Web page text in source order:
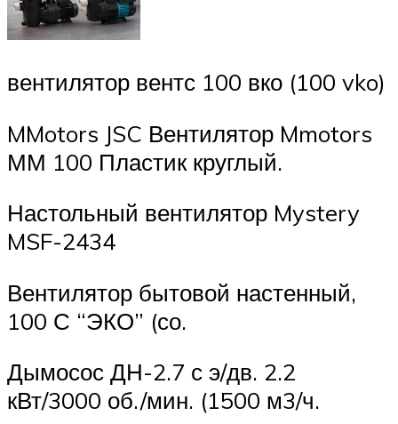
вентилятор вентс 100 вко (100 vko)
MMotors JSC Вентилятор Mmotors
ММ 100 Пластик круглый.
Настольный вентилятор Mystery
MSF-2434
Вентилятор бытовой настенный,
100 С “ЭКО” (со.
Дымосос ДН-2.7 с э/дв. 2.2
кВт/3000 об./мин. (1500 м3/ч.